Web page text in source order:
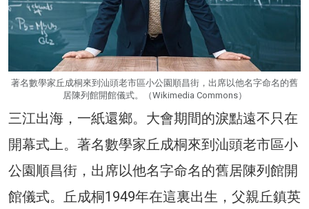
著名數學家丘成桐來到汕頭老市區小公園順昌街，出席以他名字命名的舊
居陳列館開館儀式。（Wikimedia Commons）
三江出海，一紙還鄉。大會期間的淚點遠不只在
開幕式上。著名數學家丘成桐來到汕頭老市區小
公園順昌街，出席以他名字命名的舊居陳列館開
館儀式。丘成桐1949年在這裏出生，父親丘鎮英